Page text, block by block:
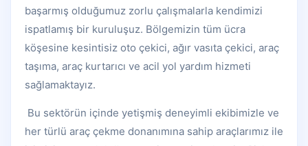
başarmış olduğumuz zorlu çalışmalarla kendimizi
ispatlamış bir kuruluşuz. Bölgemizin tüm ücra
köşesine kesintisiz oto çekici, ağır vasıta çekici, araç
taşıma, araç kurtarıcı ve acil yol yardım hizmeti
sağlamaktayız.
Bu sektörün içinde yetişmiş deneyimli ekibimizle ve
her türlü araç çekme donanımına sahip araçlarımız ile